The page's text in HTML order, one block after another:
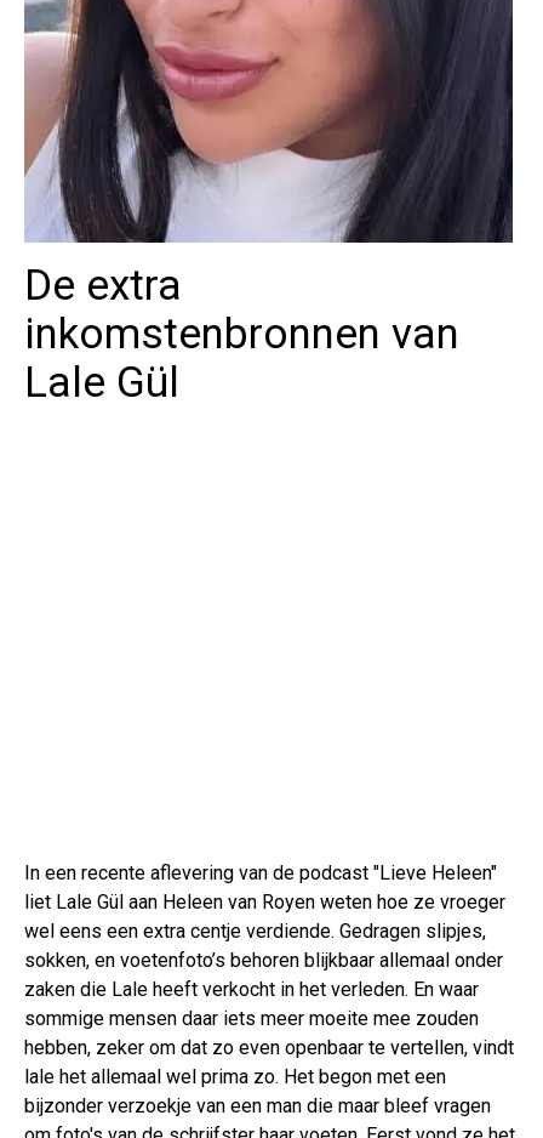
De extra
inkomstenbronnen van
Lale Gül
In een recente aflevering van de podcast "Lieve Heleen"
liet Lale Gül aan Heleen van Royen weten hoe ze vroeger
wel eens een extra centje verdiende. Gedragen slipjes,
sokken, en voetenfoto’s behoren blijkbaar allemaal onder
zaken die Lale heeft verkocht in het verleden. En waar
sommige mensen daar iets meer moeite mee zouden
hebben, zeker om dat zo even openbaar te vertellen, vindt
lale het allemaal wel prima zo. Het begon met een
bijzonder verzoekje van een man die maar bleef vragen